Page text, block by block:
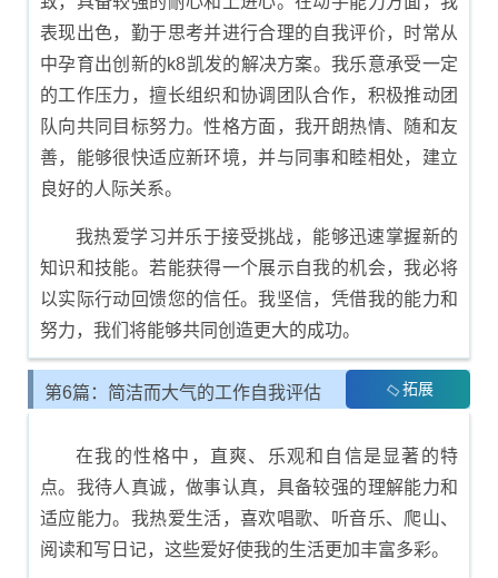
表现出色，勤于思考并进行合理的自我评价，时常从
中孕育出创新的k8凯发的解决方案。我乐意承受一定
的工作压力，擅长组织和协调团队合作，积极推动团
队向共同目标努力。性格方面，我开朗热情、随和友
善，能够很快适应新环境，并与同事和睦相处，建立
良好的人际关系。
我热爱学习并乐于接受挑战，能够迅速掌握新的
知识和技能。若能获得一个展示自我的机会，我必将
以实际行动回馈您的信任。我坚信，凭借我的能力和
努力，我们将能够共同创造更大的成功。
第6篇：简洁而大气的工作自我评估 拓展
在我的性格中，直爽、乐观和自信是显著的特
点。我待人真诚，做事认真，具备较强的理解能力和
适应能力。我热爱生活，喜欢唱歌、听音乐、爬山、
阅读和写日记，这些爱好使我的生活更加丰富多彩。